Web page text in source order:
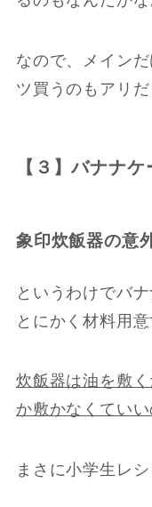
なので、メイン
ツ買うのもアリだ
【３】バナナ
象印炊飯器の意
というわけでバ
とにかく材料用意
炊飯器は油を敷
か敷かなくてい
まさに小学生レ